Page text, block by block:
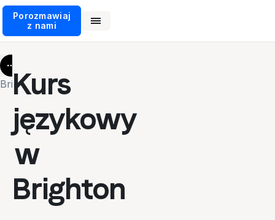
Porozmawiaj
z nami
More
Brighton
Kurs
językowy
w
Brighton